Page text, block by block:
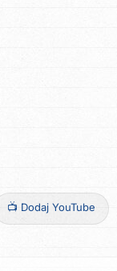
📺 Dodaj YouTube